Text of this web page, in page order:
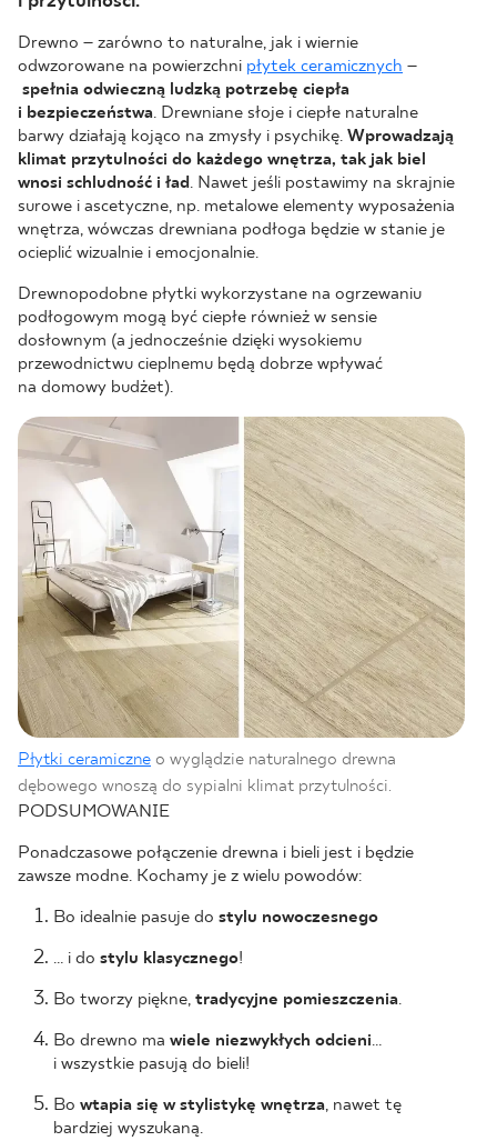
Drewno – zarówno to naturalne, jak i wiernie
odwzorowane na powierzchni płytek ceramicznych –
spełnia odwieczną ludzką potrzebę ciepła
i bezpieczeństwa. Drewniane słoje i ciepłe naturalne
barwy działają kojąco na zmysły i psychikę. Wprowadzają
klimat przytulności do każdego wnętrza, tak jak biel
wnosi schludność i ład. Nawet jeśli postawimy na skrajnie
surowe i ascetyczne, np. metalowe elementy wyposażenia
wnętrza, wówczas drewniana podłoga będzie w stanie je
ocieplić wizualnie i emocjonalnie.
Drewnopodobne płytki wykorzystane na ogrzewaniu
podłogowym mogą być ciepłe również w sensie
dosłownym (a jednocześnie dzięki wysokiemu
przewodnictwu cieplnemu będą dobrze wpływać
na domowy budżet).
Płytki ceramiczne o wyglądzie naturalnego drewna
dębowego wnoszą do sypialni klimat przytulności.
PODSUMOWANIE
Ponadczasowe połączenie drewna i bieli jest i będzie
zawsze modne. Kochamy je z wielu powodów:
Bo idealnie pasuje do stylu nowoczesnego
… i do stylu klasycznego!
Bo tworzy piękne, tradycyjne pomieszczenia.
Bo drewno ma wiele niezwykłych odcieni…
i wszystkie pasują do bieli!
Bo wtapia się w stylistykę wnętrza, nawet tę
bardziej wyszukaną.